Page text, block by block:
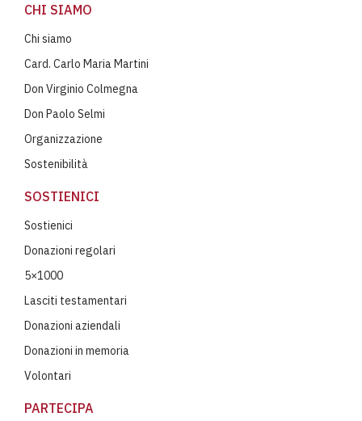
CHI SIAMO
Chi siamo
Card. Carlo Maria Martini
Don Virginio Colmegna
Don Paolo Selmi
Organizzazione
Sostenibilità
SOSTIENICI
Sostienici
Donazioni regolari
5×1000
Lasciti testamentari
Donazioni aziendali
Donazioni in memoria
Volontari
PARTECIPA